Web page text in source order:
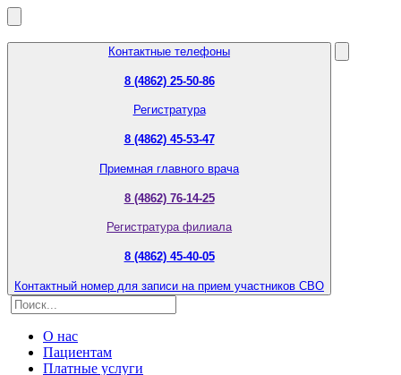
Контактные телефоны
8 (4862) 25-50-86
Регистратура
8 (4862) 45-53-47
Приемная главного врача
8 (4862) 76-14-25
Регистратура филиала
8 (4862) 45-40-05
Контактный номер для записи на прием участников СВО
О нас
Пациентам
Платные услуги